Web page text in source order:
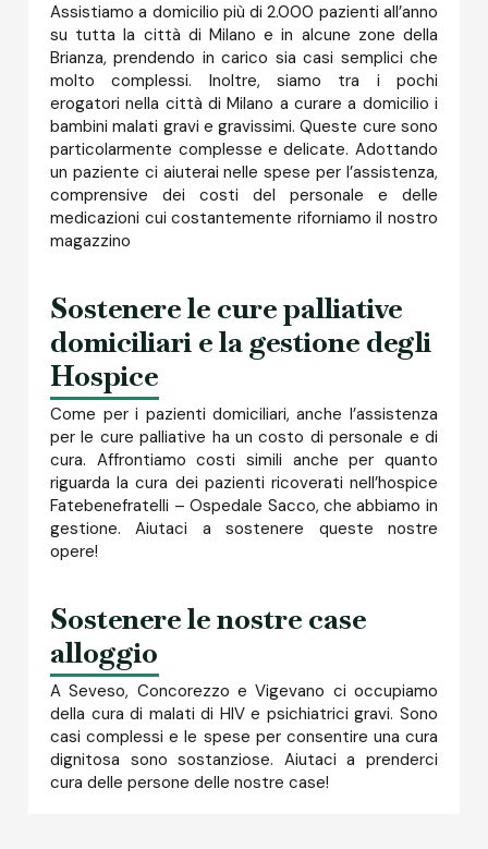
Assistiamo a domicilio più di 2.000 pazienti all’anno
su tutta la città di Milano e in alcune zone della
Brianza, prendendo in carico sia casi semplici che
molto complessi. Inoltre, siamo tra i pochi
erogatori nella città di Milano a curare a domicilio i
bambini malati gravi e gravissimi. Queste cure sono
particolarmente complesse e delicate. Adottando
un paziente ci aiuterai nelle spese per l’assistenza,
comprensive dei costi del personale e delle
medicazioni cui costantemente riforniamo il nostro
magazzino
Sostenere le cure palliative
domiciliari e la gestione degli
Hospice
Come per i pazienti domiciliari, anche l’assistenza
per le cure palliative ha un costo di personale e di
cura. Affrontiamo costi simili anche per quanto
riguarda la cura dei pazienti ricoverati nell’hospice
Fatebenefratelli – Ospedale Sacco, che abbiamo in
gestione. Aiutaci a sostenere queste nostre
opere!
Sostenere le nostre case
alloggio
A Seveso, Concorezzo e Vigevano ci occupiamo
della cura di malati di HIV e psichiatrici gravi. Sono
casi complessi e le spese per consentire una cura
dignitosa sono sostanziose. Aiutaci a prenderci
cura delle persone delle nostre case!